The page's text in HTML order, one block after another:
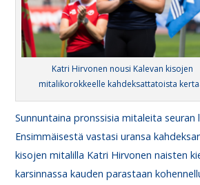
Katri Hirvonen nousi Kalevan kisojen
mitalikorokkeelle kahdeksattatoista
Sunnuntaina pronssisia mitaleita seuran
Ensimmäisestä vastasi uransa
kisojen mitalilla Katri Hirvonen naisten
karsinnassa kauden parastaan